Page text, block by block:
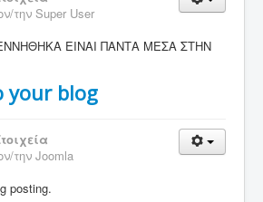
την Super User
ΕΙΝΑΙ ΠΑΝΤΑ ΜΕΣΑ ΣΤΗΝ
your blog
την Joomla
posting.